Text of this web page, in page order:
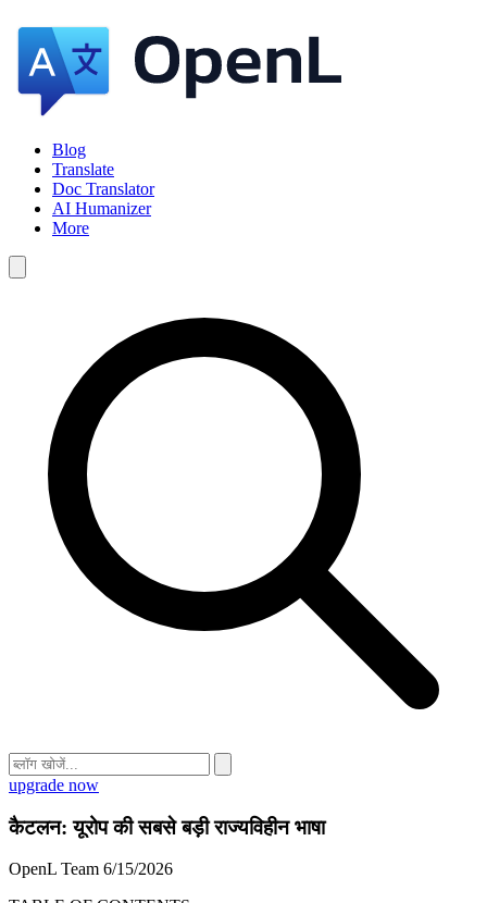
Blog
Translate
Doc Translator
AI Humanizer
More
upgrade now
कैटलन: यूरोप की सबसे बड़ी राज्यविहीन भाषा
OpenL Team 6/15/2026